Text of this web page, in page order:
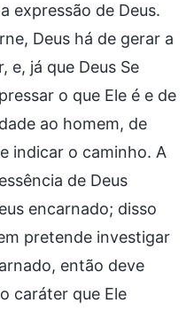
expressão de Deus.
Deus há de gerar a
e, já que Deus Se
o que Ele é e de
ao homem, de
indicar o caminho. A
de Deus
encarnado; disso
pretende investigar
então deve
caráter que Ele